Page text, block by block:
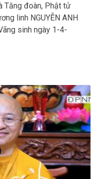
Tăng đoàn, Phật tử
linh NGUYỄN ANH
sinh ngày 1-4-